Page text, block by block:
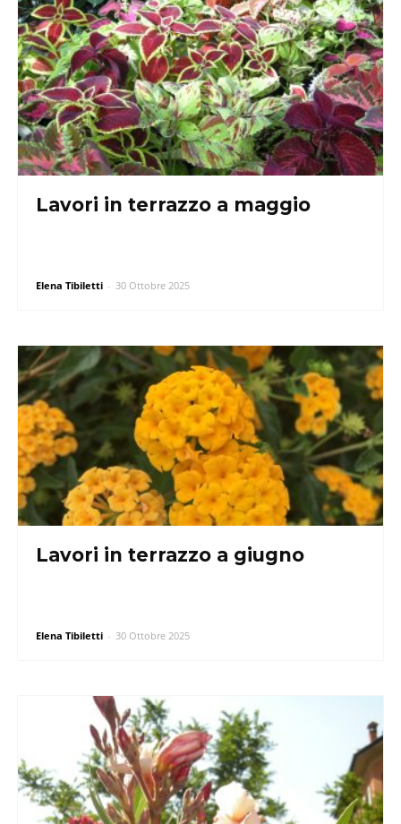
Lavori in terrazzo a maggio
Elena Tibiletti - 30 Ottobre 2025
Lavori in terrazzo a giugno
Elena Tibiletti - 30 Ottobre 2025